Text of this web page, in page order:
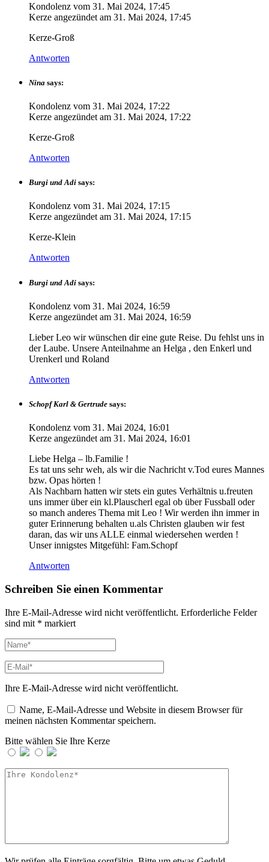
Kondolenz vom 31. Mai 2024, 17:45
Kerze angezündet am 31. Mai 2024, 17:45
Kerze-Groß
Antworten
Nina says:
Kondolenz vom 31. Mai 2024, 17:22
Kerze angezündet am 31. Mai 2024, 17:22
Kerze-Groß
Antworten
Burgi und Adi says:
Kondolenz vom 31. Mai 2024, 17:15
Kerze angezündet am 31. Mai 2024, 17:15
Kerze-Klein
Antworten
Burgi und Adi says:
Kondolenz vom 31. Mai 2024, 16:59
Kerze angezündet am 31. Mai 2024, 16:59
Lieber Leo wir wünschen dir eine gute Reise. Du fehlst uns in
der Laube. Unsere Anteilnahme an Helga , den Enkerl und
Urenkerl und Roland
Antworten
Schopf Karl & Gertrude says:
Kondolenz vom 31. Mai 2024, 16:01
Kerze angezündet am 31. Mai 2024, 16:01
Liebe Helga – lb.Familie !
Es tat uns sehr weh, als wir die Nachricht v.Tod eures Mannes
bzw. Opas hörten !
Als Nachbarn hatten wir stets ein gutes Verhältnis u.freuten
uns immer über ein kl.Plauscherl egal ob über Fussball oder
so manch anderes Thema mit Leo ! Wir werden ihn immer in
guter Erinnerung behalten u.als Christen glauben wir fest
daran, das wir uns ALLE einmal wiedersehen werden !
Unser innigstes Mitgefühl: Fam.Schopf
Antworten
Schreiben Sie einen Kommentar
Ihre E-Mail-Adresse wird nicht veröffentlicht. Erforderliche Felder
sind mit * markiert
Ihre E-Mail-Adresse wird nicht veröffentlicht.
Name, E-Mail-Adresse und Website in diesem Browser für
meinen nächsten Kommentar speichern.
Bitte wählen Sie Ihre Kerze